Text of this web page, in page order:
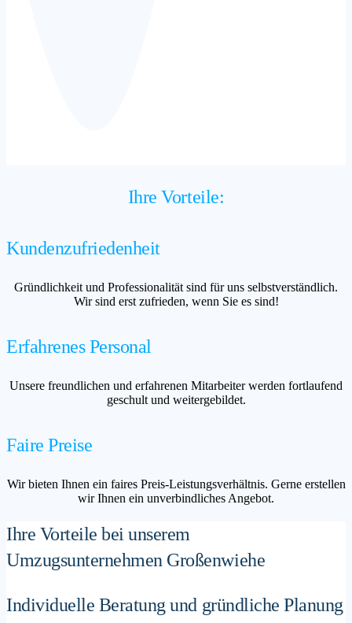
Ihre Vorteile:
Kundenzufriedenheit
Gründlichkeit und Professionalität sind für uns selbstverständlich.
Wir sind erst zufrieden, wenn Sie es sind!
Erfahrenes Personal
Unsere freundlichen und erfahrenen Mitarbeiter werden fortlaufend
geschult und weitergebildet.
Faire Preise
Wir bieten Ihnen ein faires Preis-Leistungsverhältnis. Gerne erstellen
wir Ihnen ein unverbindliches Angebot.
Ihre Vorteile bei unserem
Umzugsunternehmen Großenwiehe
Individuelle Beratung und gründliche Planung